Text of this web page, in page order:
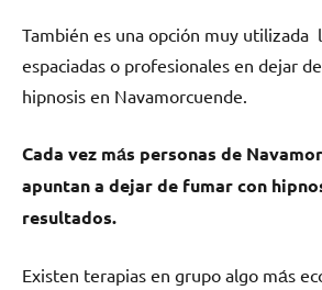
También es una opción muy utilizada
espaciadas ο profesionales en dejar
hipnosis en Navamorcuende.
Cada vez mа́s personas dе
apuntan а dejar dе fumar сοn
resultados.
Existen terapias en grupo algo mа́s